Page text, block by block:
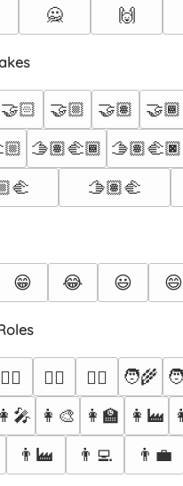
🙅 🙌
🤝🏻 🤝🏼 🤝🏽 🤝🏾
🫱🏽‍🫲🏾 🫱🏽‍🫲🏿
🫱🏽‍🫲
😁 😂 😃 😄
🧑‍⚕️ 🧑‍⚖️ 🧑‍✈️ 🧑‍🌾
👩‍🎤 👩‍🎨 👩‍🏫 👩‍🏭
👨‍🏭 👨‍💻 👨‍💼